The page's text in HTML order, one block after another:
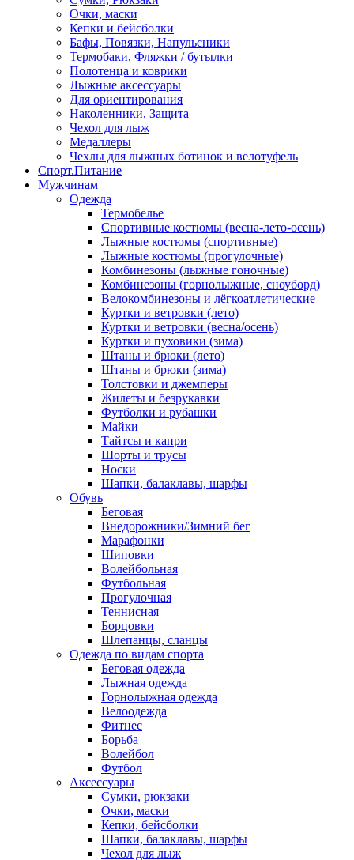
Очки, маски
Кепки и бейсболки
Бафы, Повязки, Напульсники
Термобаки, Фляжки / бутылки
Полотенца и коврики
Лыжные аксессуары
Для ориентирования
Наколенники, Защита
Чехол для лыж
Медаллеры
Чехлы для лыжных ботинок и велотуфель
Спорт.Питание
Мужчинам
Одежда
Термобелье
Спортивные костюмы (весна-лето-осень)
Лыжные костюмы (спортивные)
Лыжные костюмы (прогулочные)
Комбинезоны (лыжные гоночные)
Комбинезоны (горнолыжные, сноуборд)
Велокомбинезоны и лёгкоатлетические
Куртки и ветровки (лето)
Куртки и ветровки (весна/осень)
Куртки и пуховики (зима)
Штаны и брюки (лето)
Штаны и брюки (зима)
Толстовки и джемперы
Жилеты и безрукавки
Футболки и рубашки
Майки
Тайтсы и капри
Шорты и трусы
Носки
Шапки, балаклавы, шарфы
Обувь
Беговая
Внедорожники/Зимний бег
Марафонки
Шиповки
Волейбольная
Футбольная
Прогулочная
Теннисная
Борцовки
Шлепанцы, сланцы
Одежда по видам спорта
Беговая одежда
Лыжная одежда
Горнолыжная одежда
Велоодежда
Фитнес
Борьба
Волейбол
Футбол
Аксессуары
Сумки, рюкзаки
Очки, маски
Кепки, бейсболки
Шапки, балаклавы, шарфы
Чехол для лыж